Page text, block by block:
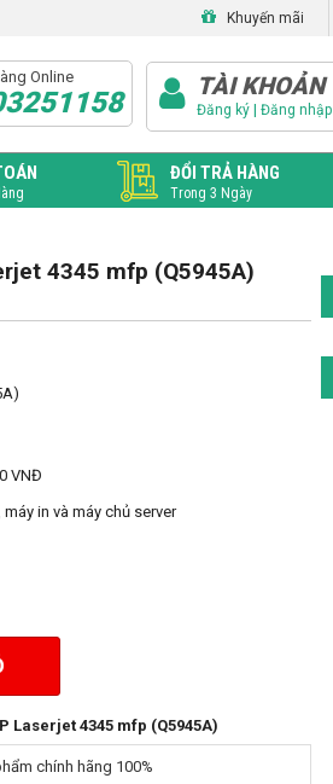
Khuyến mãi
Online TÀI KHOẢN
Đăng ký | Đăng nhập
ĐỔI TRẢ HÀNG
Trong 3 Ngày
4345 mfp (Q5945A)
VNĐ
in và máy chủ server
Laserjet 4345 mfp (Q5945A)
chính hãng 100%